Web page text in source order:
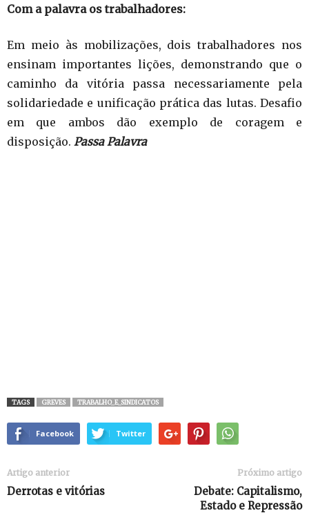
Com a palavra os trabalhadores:
Em meio às mobilizações, dois trabalhadores nos
ensinam importantes lições, demonstrando que o
caminho da vitória passa necessariamente pela
solidariedade e unificação prática das lutas. Desafio
em que ambos dão exemplo de coragem e
disposição. Passa Palavra
TAGS GREVES TRABALHO_E_SINDICATOS
Facebook Twitter
Artigo anterior
Derrotas e vitórias
Próximo artigo
Debate: Capitalismo,
Estado e Repressão